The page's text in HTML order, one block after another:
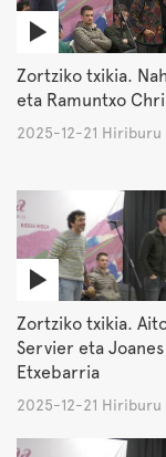
Zortziko txikia.
eta Ramuntxo
2025-12-21 Hiriburu
Zortziko txikia.
Servier eta Joanes
Etxebarria
2025-12-21 Hiriburu